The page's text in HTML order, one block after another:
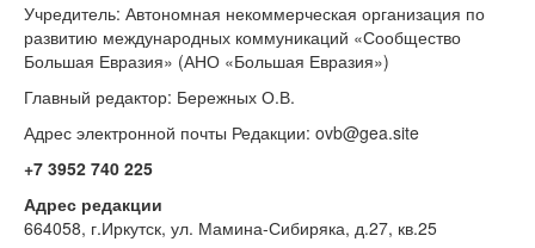
Учредитель: Автономная некоммерческая организация по
развитию международных коммуникаций «Сообщество
Большая Евразия» (АНО «Большая Евразия»)
Главный редактор: Бережных О.В.
Адрес электронной почты Редакции: ovb@gea.site
+7 3952 740 225
Адрес редакции
664058, г.Иркутск, ул. Мамина-Сибиряка, д.27, кв.25